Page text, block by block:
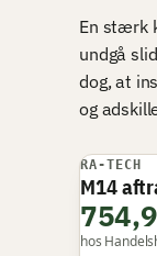
En stærk
undgå
dog, at
og
RA-TECH
M14
hos